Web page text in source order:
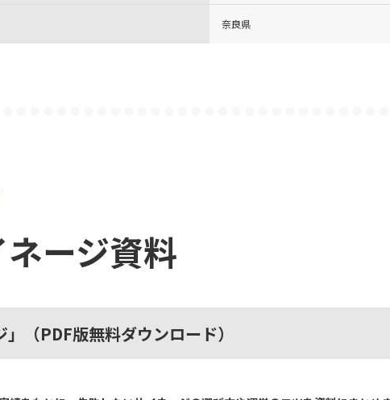
奈良県
ージ資料
」（PDF版無料ダウンロード）